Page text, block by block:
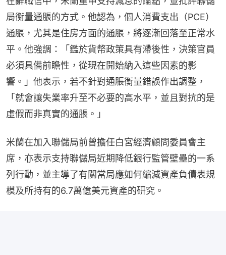
局衡量通脹的方式。他認為，個人消費支出（PCE）
通脹，尤其是住房方面的通脹，將逐漸回落至正常水
平。他強調：「鑑於貨幣政策具有滯後性，決策官員
必須具備前瞻性，從現在開始納入這些因素的影
響。」他表示，若不針對通脹衡量錯誤作出調整，
「就會讓失業率升至不必要的高水平，並且對抗的是
虛假而非真實的通脹。」
米蘭在加入聯儲局前曾擔任白宮經濟顧問委員會主
席，亦表示支持聯儲局近期降低銀行監管壁壘的一系
列行動，並主導了有關當局應如何縮減資產負債表規
模及所持有的6.7萬億美元資產的研究。